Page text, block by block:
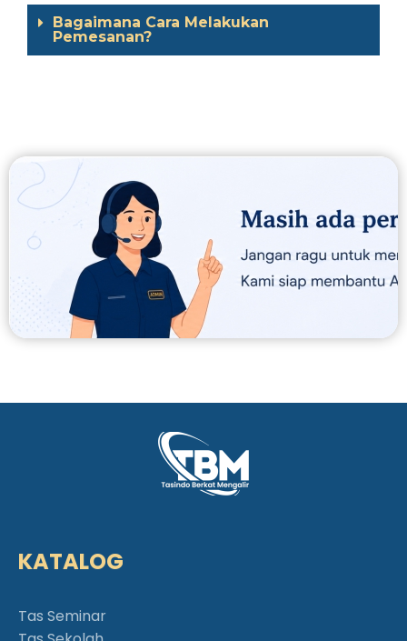
Bagaimana Cara Melakukan
Pemesanan?
KATALOG
Tas Seminar